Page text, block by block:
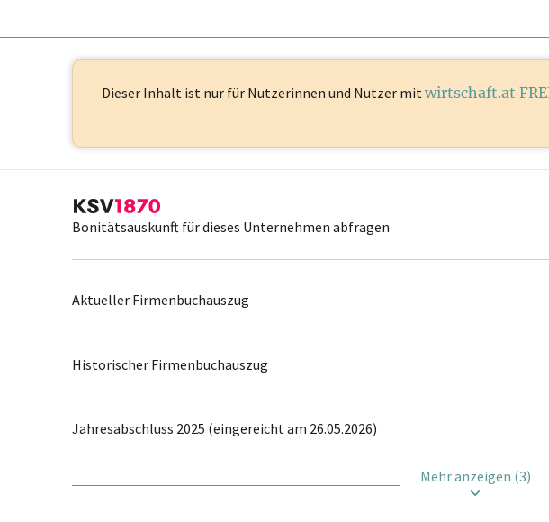
Dieser Inhalt ist nur für Nutzerinnen und Nutzer mit wirtschaft.at
Bonitätsauskunft für dieses Unternehmen abfragen
Aktueller Firmenbuchauszug
Historischer Firmenbuchauszug
Jahresabschluss 2025 (eingereicht am 26.05.2026)
Mehr anzeigen (3)